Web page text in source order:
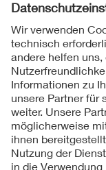
Folgen Sie uns
Kontakt